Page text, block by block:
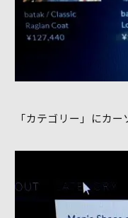
「カテゴリー」にカー